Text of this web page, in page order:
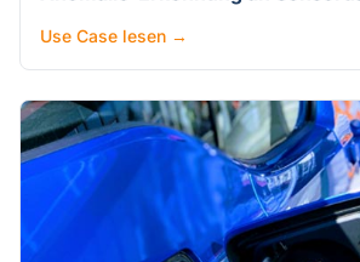
Use Case lesen →